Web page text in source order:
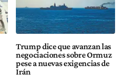
Trump dice que avanzan las
negociaciones sobre Ormuz
pese a nuevas exigencias de
Irán